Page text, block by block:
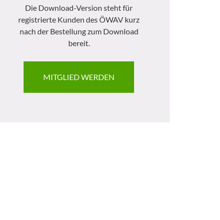
Die Download-Version steht für
registrierte Kunden des ÖWAV kurz
nach der Bestellung zum Download
bereit.
MITGLIED WERDEN